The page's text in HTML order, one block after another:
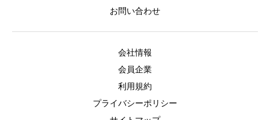
お問い合わせ
会社情報
会員企業
利用規約
プライバシーポリシー